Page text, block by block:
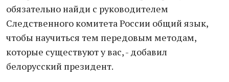
обязательно найди с руководителем
Следственного комитета России общий язык,
чтобы научиться тем передовым методам,
которые существуют у вас, - добавил
белорусский президент.